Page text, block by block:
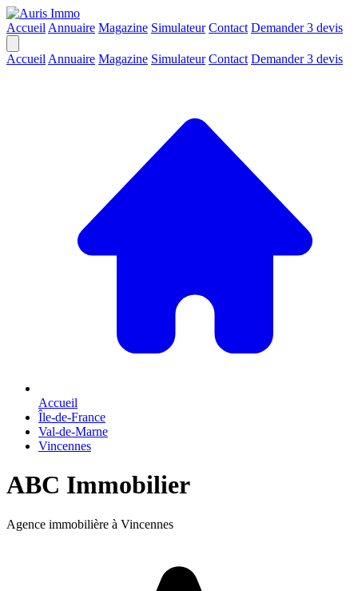
Accueil Annuaire Magazine Simulateur Contact Demander 3 devis
Accueil Annuaire Magazine Simulateur Contact Demander 3 devis
Accueil
Île-de-France
Val-de-Marne
Vincennes
ABC Immobilier
Agence immobilière à Vincennes